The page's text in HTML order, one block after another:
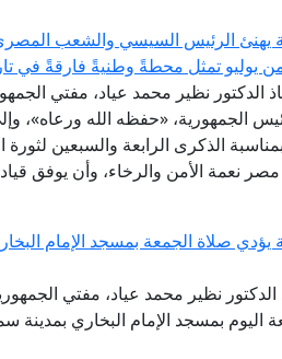
يوليو تمثل محطةً وطنيةً فارقةً في
الدكتور نظير محمد عياد، مفتي
الجمهورية، «حفظه الله ورعاه»،
الذكرى الرابعة والسبعين لثورة
نعمة الأمن والرخاء، وأن يوفق
يؤدي صلاة الجمعة بمسجد الإمام
نظير محمد عياد، مفتي
اليوم بمسجد الإمام البخاري